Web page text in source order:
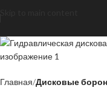
Главная Дисковые